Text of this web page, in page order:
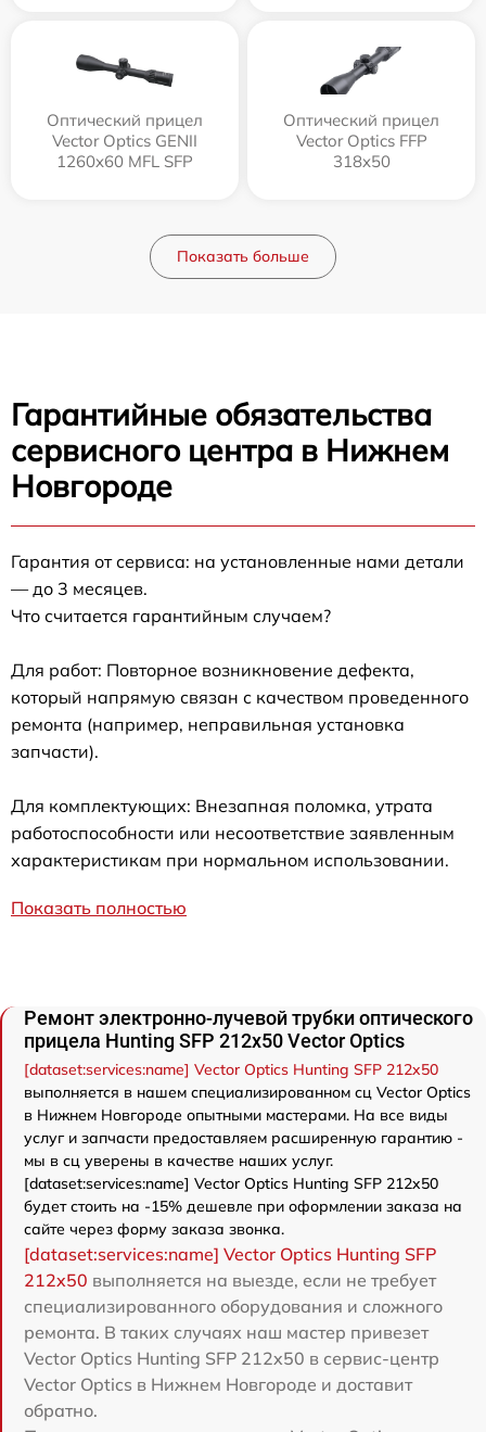
Оптический прицел
Vector Optics GENII
1260x60 MFL SFP
Оптический прицел
Vector Optics FFP
318x50
Показать больше
Гарантийные обязательства
сервисного центра в Нижнем
Новгороде
Гарантия от сервиса: на установленные нами детали
— до 3 месяцев.
Что считается гарантийным случаем?
Для работ: Повторное возникновение дефекта,
который напрямую связан с качеством проведенного
ремонта (например, неправильная установка
запчасти).
Для комплектующих: Внезапная поломка, утрата
работоспособности или несоответствие заявленным
характеристикам при нормальном использовании.
Показать полностью
Ремонт электронно-лучевой трубки оптического
прицела Hunting SFP 212x50 Vector Optics
[dataset:services:name] Vector Optics Hunting SFP 212x50
выполняется в нашем специализированном сц Vector Optics
в Нижнем Новгороде опытными мастерами. На все виды
услуг и запчасти предоставляем расширенную гарантию -
мы в сц уверены в качестве наших услуг.
[dataset:services:name] Vector Optics Hunting SFP 212x50
будет стоить на -15% дешевле при оформлении заказа на
сайте через форму заказа звонка.
[dataset:services:name] Vector Optics Hunting SFP
212x50 выполняется на выезде, если не требует
специализированного оборудования и сложного
ремонта. В таких случаях наш мастер привезет
Vector Optics Hunting SFP 212x50 в сервис-центр
Vector Optics в Нижнем Новгороде и доставит
обратно.